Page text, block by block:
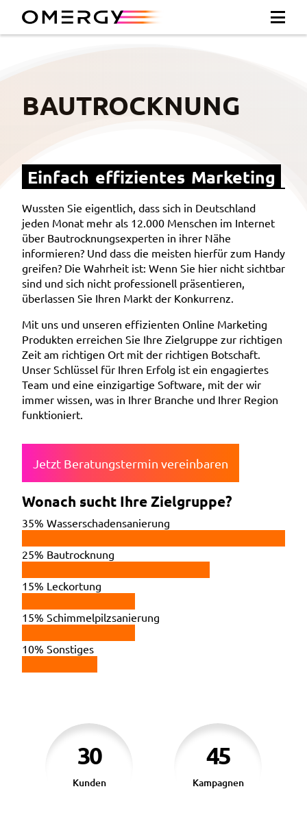
BAU­TROCKNUNG
Einfach effizientes Marketing
Wussten Sie eigentlich, dass sich in Deutschland
jeden Monat mehr als 12.000 Menschen im Internet
über Bautrocknungsexperten in ihrer Nähe
informieren? Und dass die meisten hierfür zum Handy
greifen? Die Wahrheit ist: Wenn Sie hier nicht sichtbar
sind und sich nicht professionell präsentieren,
überlassen Sie Ihren Markt der Konkurrenz.
Mit uns und unseren effizienten Online Marketing
Produkten erreichen Sie Ihre Zielgruppe zur richtigen
Zeit am richtigen Ort mit der richtigen Botschaft.
Unser Schlüssel für Ihren Erfolg ist ein engagiertes
Team und eine einzigartige Software, mit der wir
immer wissen, was in Ihrer Branche und Ihrer Region
funktioniert.
Jetzt Beratungstermin vereinbaren
Wonach sucht Ihre Zielgruppe?
35% Wasserschadensanierung
25% Bautrocknung
15% Leckortung
15% Schimmelpilzsanierung
10% Sonstiges
30
Kunden
45
Kampagnen